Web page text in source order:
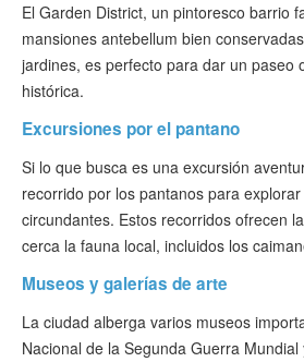
El Garden District, un pintoresco barrio
mansiones antebellum bien
jardines, es perfecto para dar un paseo
histórica.
Excursiones por el pantano
Si lo que busca es una excursión
recorrido por los pantanos para
circundantes. Estos recorridos ofrecen
cerca la fauna local, incluidos los
Museos y galerías de arte
La ciudad alberga varios museos
Nacional de la Segunda Guerra